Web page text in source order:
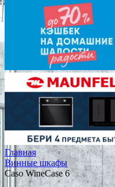
Главная
Винные шкафы
Caso WineCase 6